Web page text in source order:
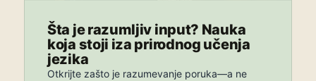
Šta je razumljiv input? Nauka
koja stoji iza prirodnog učenja
jezika
Otkrijte zašto je razumevanje poruka—a ne